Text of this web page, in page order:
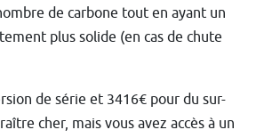
de carbone tout en ayant un
plus solide (en cas de chute
de série et 3416€ pour du sur-
cher, mais vous avez accès à un